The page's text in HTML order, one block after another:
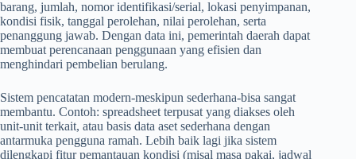
barang, jumlah, nomor identifikasi/serial, lokasi penyimpanan,
kondisi fisik, tanggal perolehan, nilai perolehan, serta
penanggung jawab. Dengan data ini, pemerintah daerah dapat
membuat perencanaan penggunaan yang efisien dan
menghindari pembelian berulang.
Sistem pencatatan modern-meskipun sederhana-bisa sangat
membantu. Contoh: spreadsheet terpusat yang diakses oleh
unit-unit terkait, atau basis data aset sederhana dengan
antarmuka pengguna ramah. Lebih baik lagi jika sistem
dilengkapi fitur pemantauan kondisi (misal masa pakai, jadwal